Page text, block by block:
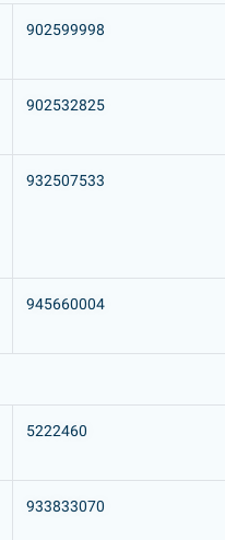
902599998
902532825
932507533
945660004
5222460
933833070